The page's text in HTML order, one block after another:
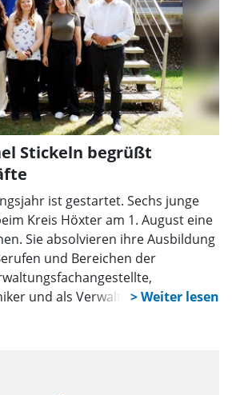
Stickeln begrüßt
ist gestartet. Sechs junge
Kreis Höxter am 1. August eine
Sie absolvieren ihre Ausbildung
und Bereichen der
und als Verwaltungswirtin. Am
und ein Duales Studium